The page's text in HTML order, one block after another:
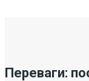
Переваги: